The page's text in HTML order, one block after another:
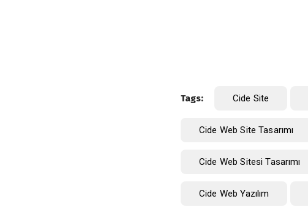
Tags: Cide Site
Cide Web Site Tasarımı
Cide Web Sitesi Tasarımı
Cide Web Yazılım